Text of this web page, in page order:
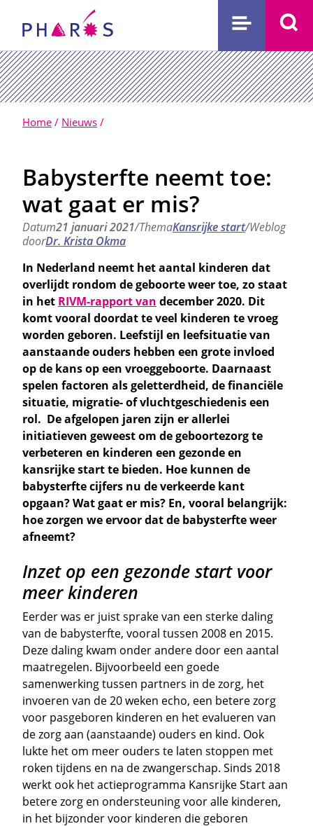
Home / Nieuws /
Babysterfte neemt toe:
wat gaat er mis?
Datum21 januari 2021 ThemaKansrijke start Weblog
doorDr. Krista Okma
In Nederland neemt het aantal kinderen dat
overlijdt rondom de geboorte weer toe, zo staat
in het RIVM-rapport van december 2020. Dit
komt vooral doordat te veel kinderen te vroeg
worden geboren. Leefstijl en leefsituatie van
aanstaande ouders hebben een grote invloed
op de kans op een vroeggeboorte. Daarnaast
spelen factoren als geletterdheid, de financiële
situatie, migratie- of vluchtgeschiedenis een
rol. De afgelopen jaren zijn er allerlei
initiatieven geweest om de geboortezorg te
verbeteren en kinderen een gezonde en
kansrijke start te bieden. Hoe kunnen de
babysterfte cijfers nu de verkeerde kant
opgaan? Wat gaat er mis? En, vooral belangrijk:
hoe zorgen we ervoor dat de babysterfte weer
afneemt?
Inzet op een gezonde start voor
meer kinderen
Eerder was er juist sprake van een sterke daling
van de babysterfte, vooral tussen 2008 en 2015.
Deze daling kwam onder andere door een aantal
maatregelen. Bijvoorbeeld een goede
samenwerking tussen partners in de zorg, het
invoeren van de 20 weken echo, een betere zorg
voor pasgeboren kinderen en het evalueren van
de zorg aan (aanstaande) ouders en kind. Ook
lukte het om meer ouders te laten stoppen met
roken tijdens en na de zwangerschap. Sinds 2018
werkt ook het actieprogramma Kansrijke Start aan
betere zorg en ondersteuning voor alle kinderen,
in het bijzonder voor kinderen die geboren